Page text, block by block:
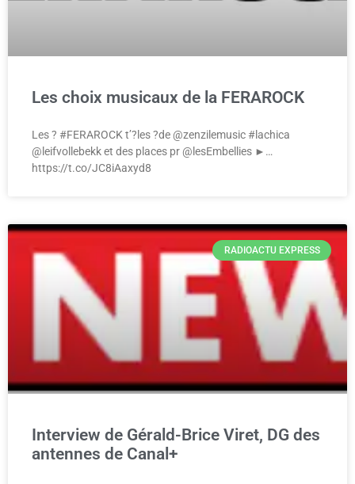
Les choix musicaux de la FERAROCK
Les ? #FERAROCK t’?les ?de @zenzilemusic #lachica
@leifvollebekk et des places pr @lesEmbellies ►…
https://t.co/JC8iAaxyd8
RADIOACTU EXPRESS
Interview de Gérald-Brice Viret, DG des
antennes de Canal+